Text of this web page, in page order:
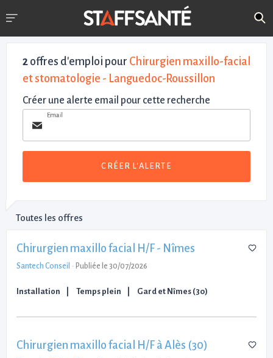
2 offres d'emploi pour Chirurgien maxillo-facial
et stomatologie - Languedoc-Roussillon
Créer une alerte email pour cette recherche
Email
CRÉER L'ALERTE
Toutes les offres
Chirurgien maxillo facial H/F - Nîmes
Santech Conseil - Publiée le 30/07/2026
Installation Temps plein Gard et Nîmes (30)
Chirurgien maxillo facial H/F à Alès (30)